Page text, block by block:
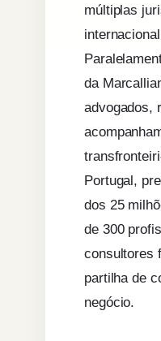
múltiplas
da
advogados,
Portugal,
dos 25
de 300
consultores
partilha de
negócio.